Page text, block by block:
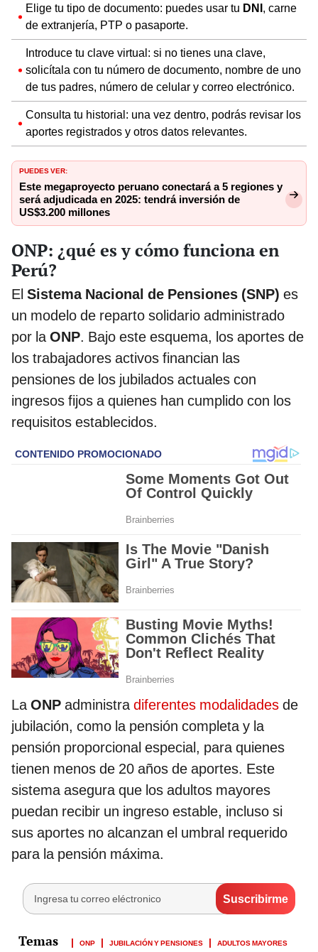
Elige tu tipo de documento: puedes usar tu DNI, carne
de extranjería, PTP o pasaporte.
Introduce tu clave virtual: si no tienes una clave,
solicítala con tu número de documento, nombre de uno
de tus padres, número de celular y correo electrónico.
Consulta tu historial: una vez dentro, podrás revisar los
aportes registrados y otros datos relevantes.
PUEDES VER:
Este megaproyecto peruano conectará a 5 regiones y
será adjudicada en 2025: tendrá inversión de
US$3.200 millones
ONP: ¿qué es y cómo funciona en
Perú?
El Sistema Nacional de Pensiones (SNP) es
un modelo de reparto solidario administrado
por la ONP. Bajo este esquema, los aportes de
los trabajadores activos financian las
pensiones de los jubilados actuales con
ingresos fijos a quienes han cumplido con los
requisitos establecidos.
LaONP administradiferentes modalidades de
jubilación, como la pensión completa y la
pensión proporcional especial, para quienes
tienen menos de 20 años de aportes. Este
sistema asegura que los adultos mayores
puedan recibir un ingreso estable, incluso si
sus aportes no alcanzan el umbral requerido
para la pensión máxima.
ONP JUBILACIÓN Y PENSIONES ADULTOS MAYORES